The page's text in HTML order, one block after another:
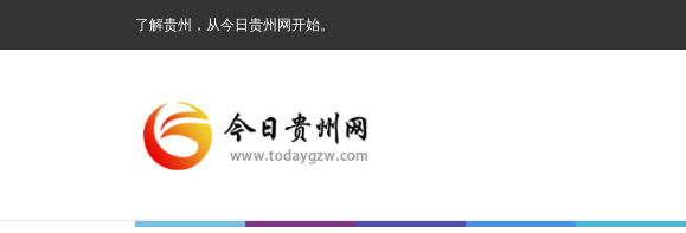
了解贵州，从今日贵州网开始。